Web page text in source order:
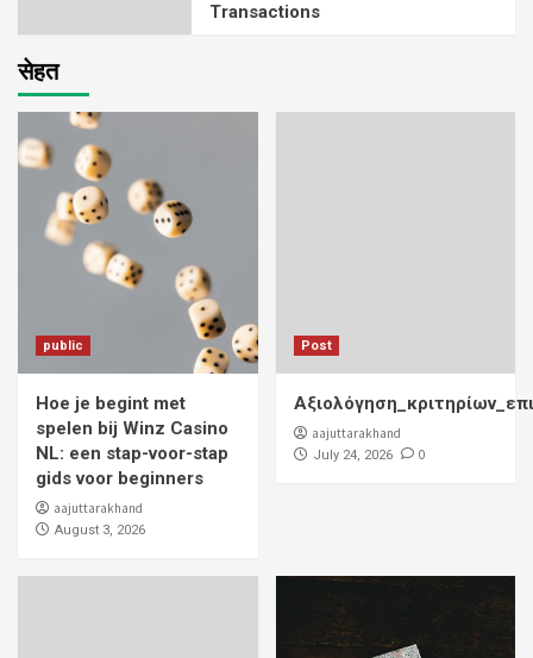
Transactions
सेहत
public
Hoe je begint met
spelen bij Winz Casino
NL: een stap-voor-stap
gids voor beginners
aajuttarakhand
August 3, 2026
Post
aajuttarakhand
July 24, 2026 0